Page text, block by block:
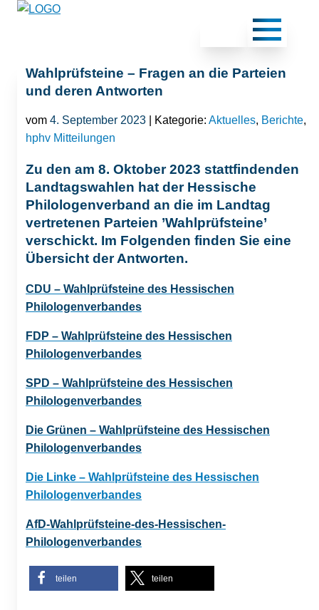
Wahlprüfsteine – Fragen an die Parteien
und deren Antworten
vom 4. September 2023 | Kategorie: Aktuelles, Berichte,
hphv Mitteilungen
Zu den am 8. Oktober 2023 stattfindenden
Landtagswahlen hat der Hessische
Philologenverband an die im Landtag
vertretenen Parteien ’Wahlprüfsteine’
verschickt. Im Folgenden finden Sie eine
Übersicht der Antworten.
CDU – Wahlprüfsteine des Hessischen
Philologenverbandes
FDP – Wahlprüfsteine des Hessischen
Philologenverbandes
SPD – Wahlprüfsteine des Hessischen
Philologenverbandes
Die Grünen – Wahlprüfsteine des Hessischen
Philologenverbandes
Die Linke – Wahlprüfsteine des Hessischen
Philologenverbandes
AfD-Wahlprüfsteine-des-Hessischen-
Philologenverbandes
teilen teilen